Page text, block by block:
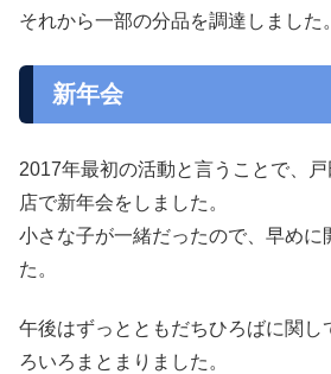
それから一部の分品を調達しました。
新年会
2017年最初の活動と言うことで、
店で新年会をしました。
小さな子が一緒だったので、早めに
た。
午後はずっとともだちひろばに関し
ろいろまとまりました。